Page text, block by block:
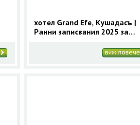
хотел Grand Efe, Кушадасъ |
Ранни записвания 2025 за
виж повече